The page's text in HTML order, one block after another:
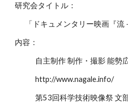
研究会タイトル：
「ドキュメンタリー映画『流
内容：
自主制作 制作・撮影 能勢
http://www.nagale.info/
第53回科学技術映像祭 文